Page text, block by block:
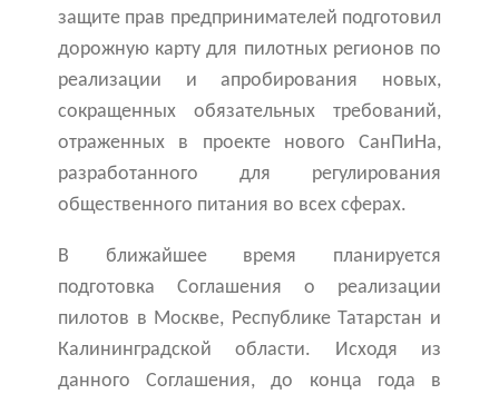
защите прав предпринимателей подготовил
дорожную карту для пилотных регионов по
реализации и апробирования новых,
сокращенных обязательных требований,
отраженных в проекте нового СанПиНа,
разработанного для регулирования
общественного питания во всех сферах.
В ближайшее время планируется
подготовка Соглашения о реализации
пилотов в Москве, Республике Татарстан и
Калининградской области. Исходя из
данного Соглашения, до конца года в